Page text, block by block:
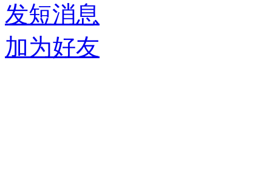
发短消息
加为好友